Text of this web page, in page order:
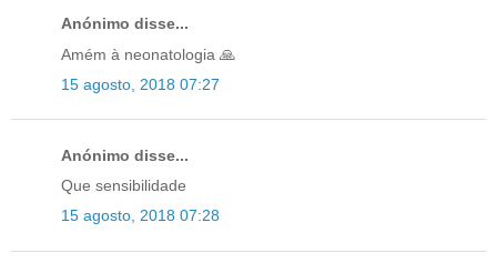
Anónimo disse...
Amém à neonatologia 🙏
15 agosto, 2018 07:27
Anónimo disse...
Que sensibilidade
15 agosto, 2018 07:28